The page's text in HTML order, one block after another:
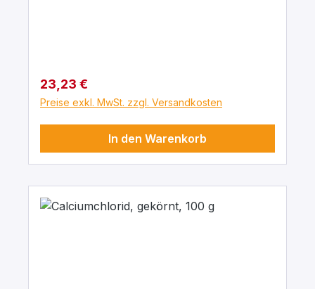
Regulärer Preis:
23,23 €
Preise exkl. MwSt. zzgl. Versandkosten
In den Warenkorb